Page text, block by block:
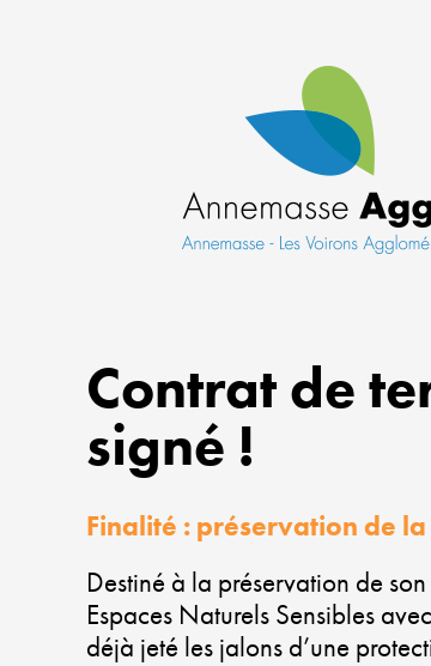
Contrat de
signé !
Finalité : préservation de
Destiné à la préservation de
Espaces Naturels Sensibles
déjà jeté les jalons d’une